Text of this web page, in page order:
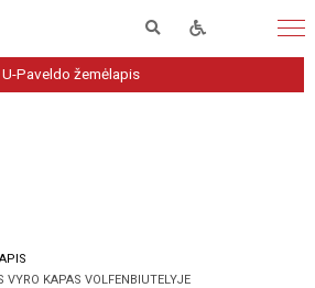
U-Paveldo žemėlapis
KAPAS VOLFENBIUTELYJE